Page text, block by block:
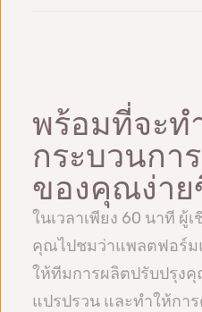
ฝึกอบรมเป็นเวลา 2 วัน
ปกติมักไม่ได้ผล
ภาษาส่วนใหญ่ได้เช่นกัน
และส่งออกจากและไปยั
ข้อมูลได้ เรายังผสานรวม
เป็นต้น
พร้อมที่จะท
กระบวนก
ของคุณง่า
ในเวลาเพียง 60 นาที ผู้
คุณไปชมว่าแพลตฟอร์ม
ให้ทีมการผลิตปรับปรุง
แปรปรวน และทำให้กา